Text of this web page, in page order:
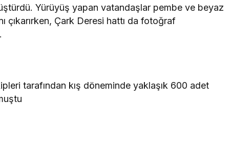
Yürüyüş yapan vatandaşlar pembe ve beyaz
çıkarırken, Çark Deresi hattı da fotoğraf
tarafından kış döneminde yaklaşık 600 adet